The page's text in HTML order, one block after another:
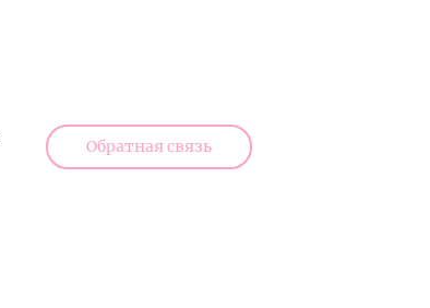
Обратная связь